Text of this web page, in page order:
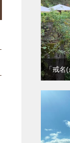
「戒名